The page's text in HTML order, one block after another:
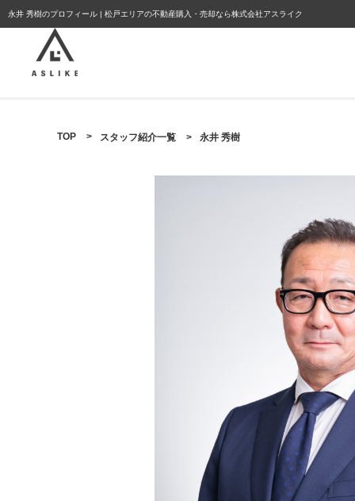
永井 秀樹のプロフィール | 松戸エリアの不動産購入・売却なら株式会社アスライク
TOP > スタッフ紹介一覧 > 永井 秀樹